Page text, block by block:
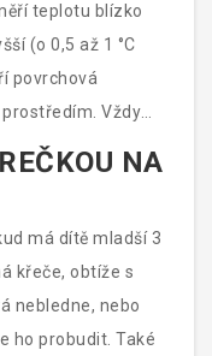
teplotu blízko
(o 0,5 až 1 °C
povrchová
Vždy
měření.
NA
má dítě mladší 3
křeče, obtíže s
nebledne, nebo
ho probudit. Také